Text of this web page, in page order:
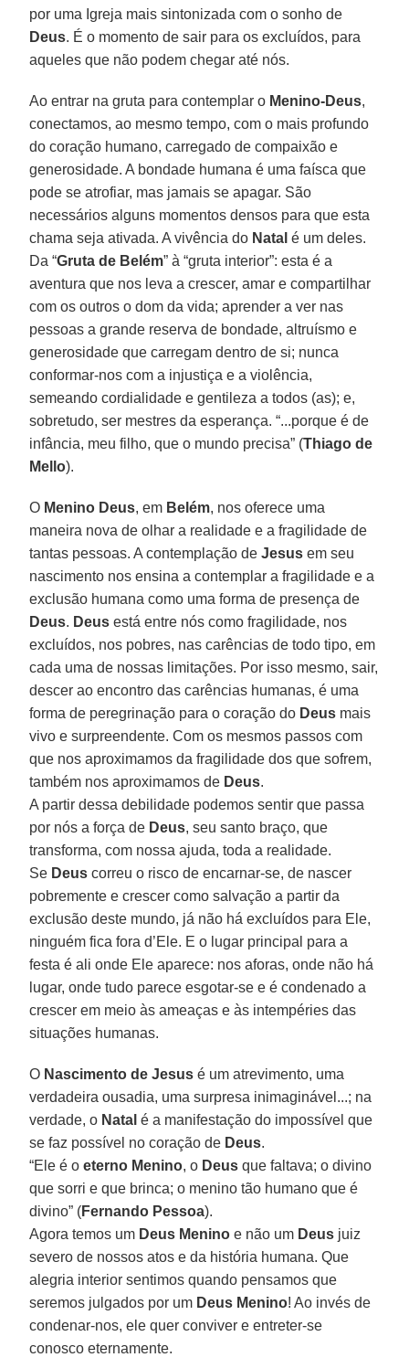
por uma Igreja mais sintonizada com o sonho de
Deus. É o momento de sair para os excluídos, para
aqueles que não podem chegar até nós.
Ao entrar na gruta para contemplar o Menino-Deus,
conectamos, ao mesmo tempo, com o mais profundo
do coração humano, carregado de compaixão e
generosidade. A bondade humana é uma faísca que
pode se atrofiar, mas jamais se apagar. São
necessários alguns momentos densos para que esta
chama seja ativada. A vivência do Natal é um deles.
Da “Gruta de Belém” à “gruta interior”: esta é a
aventura que nos leva a crescer, amar e compartilhar
com os outros o dom da vida; aprender a ver nas
pessoas a grande reserva de bondade, altruísmo e
generosidade que carregam dentro de si; nunca
conformar-nos com a injustiça e a violência,
semeando cordialidade e gentileza a todos (as); e,
sobretudo, ser mestres da esperança. “...porque é de
infância, meu filho, que o mundo precisa” (Thiago de
Mello).
O Menino Deus, em Belém, nos oferece uma
maneira nova de olhar a realidade e a fragilidade de
tantas pessoas. A contemplação deJesus em seu
nascimento nos ensina a contemplar a fragilidade e a
exclusão humana como uma forma de presença de
Deus. Deus está entre nós como fragilidade, nos
excluídos, nos pobres, nas carências de todo tipo, em
cada uma de nossas limitações. Por isso mesmo, sair,
descer ao encontro das carências humanas, é uma
forma de peregrinação para o coração do Deus mais
vivo e surpreendente. Com os mesmos passos com
que nos aproximamos da fragilidade dos que sofrem,
também nos aproximamos de Deus.
A partir dessa debilidade podemos sentir que passa
por nós a força de Deus, seu santo braço, que
transforma, com nossa ajuda, toda a realidade.
Se Deus correu o risco de encarnar-se, de nascer
pobremente e crescer como salvação a partir da
exclusão deste mundo, já não há excluídos para Ele,
ninguém fica fora d’Ele. E o lugar principal para a
festa é ali onde Ele aparece: nos aforas, onde não há
lugar, onde tudo parece esgotar-se e é condenado a
crescer em meio às ameaças e às intempéries das
situações humanas.
O Nascimento de Jesus é um atrevimento, uma
verdadeira ousadia, uma surpresa inimaginável...; na
verdade, o Natal é a manifestação do impossível que
se faz possível no coração de Deus.
“Ele é oeterno Menino, o Deus que faltava; o divino
que sorri e que brinca; o menino tão humano que é
divino” (Fernando Pessoa).
Agora temos um Deus Menino e não um Deus juiz
severo de nossos atos e da história humana. Que
alegria interior sentimos quando pensamos que
seremos julgados por um Deus Menino! Ao invés de
condenar-nos, ele quer conviver e entreter-se
conosco eternamente.